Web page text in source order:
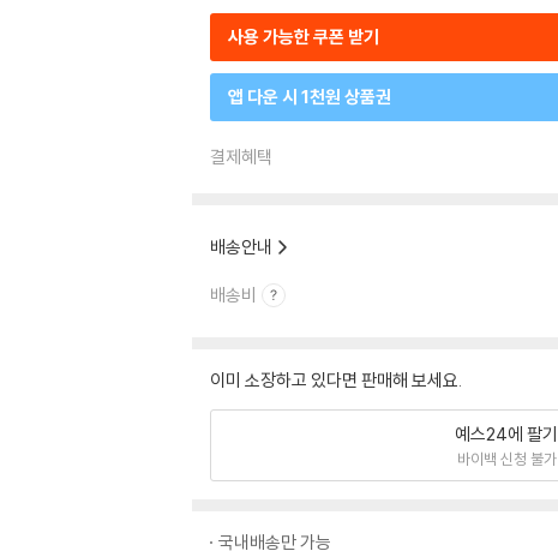
사용 가능한 쿠폰 받기
앱 다운 시 1천원 상품권
결제혜택
배송안내
배송비
이미 소장하고 있다면 판매해 보세요.
예스24에 팔기
바이백 신청 불가
국내배송만 가능